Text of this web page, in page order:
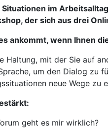
im
der sich aus drei
ankommt, wenn Ihnen
Haltung, mit der Sie auf
um den Dialog zu
neue Wege zu
geht es mir wirklich?